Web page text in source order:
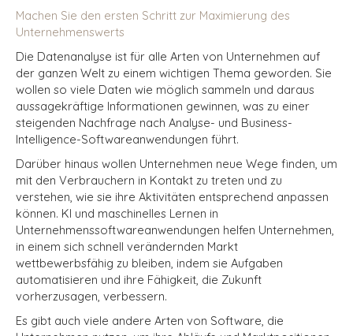
Machen Sie den ersten Schritt zur Maximierung des
Unternehmenswerts
Die Datenanalyse ist für alle Arten von Unternehmen auf
der ganzen Welt zu einem wichtigen Thema geworden. Sie
wollen so viele Daten wie möglich sammeln und daraus
aussagekräftige Informationen gewinnen, was zu einer
steigenden Nachfrage nach Analyse- und Business-
Intelligence-Softwareanwendungen führt.
Darüber hinaus wollen Unternehmen neue Wege finden, um
mit den Verbrauchern in Kontakt zu treten und zu
verstehen, wie sie ihre Aktivitäten entsprechend anpassen
können. KI und maschinelles Lernen in
Unternehmenssoftwareanwendungen helfen Unternehmen,
in einem sich schnell verändernden Markt
wettbewerbsfähig zu bleiben, indem sie Aufgaben
automatisieren und ihre Fähigkeit, die Zukunft
vorherzusagen, verbessern.
Es gibt auch viele andere Arten von Software, die